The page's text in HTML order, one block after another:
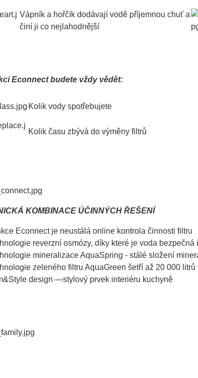
Vápník a hořčík dodávají vodě příjemnou chuť a
činí ji co nejlahodnější
Econnect budete vždy vědět:
Kolik vody spotřebujete
Kolik času zbývá do výměny filtrů
KOMBINACE ÚČINNÝCH ŘEŠENÍ
Econnect je neustálá online kontrola činnosti filtru
reverzní osmózy, díky které je voda bezpečná
mineralizace AquaSpring - stálé složení
zeleného filtru AquaGreen šetří až 20 000 litrů
design —stylový prvek interiéru kuchyně